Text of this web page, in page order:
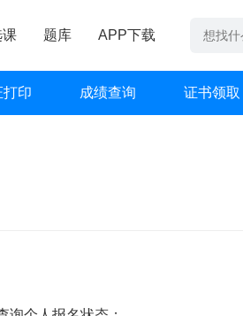
课 题库 APP下载
打印 成绩查询 证书领取